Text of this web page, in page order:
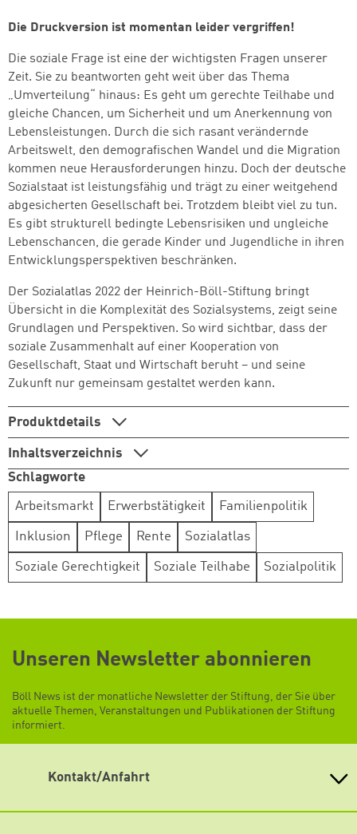
Die Druckversion ist momentan leider vergriffen!
Die soziale Frage ist eine der wichtigsten Fragen unserer
Zeit. Sie zu beantworten geht weit über das Thema
„Umverteilung“ hinaus: Es geht um gerechte Teilhabe und
gleiche Chancen, um Sicherheit und um Anerkennung von
Lebensleistungen. Durch die sich rasant verändernde
Arbeitswelt, den demografischen Wandel und die Migration
kommen neue Herausforderungen hinzu. Doch der deutsche
Sozialstaat ist leistungsfähig und trägt zu einer weitgehend
abgesicherten Gesellschaft bei. Trotzdem bleibt viel zu tun.
Es gibt strukturell bedingte Lebensrisiken und ungleiche
Lebenschancen, die gerade Kinder und Jugendliche in ihren
Entwicklungsperspektiven beschränken.
Der Sozialatlas 2022 der Heinrich-Böll-Stiftung bringt
Übersicht in die Komplexität des Sozialsystems, zeigt seine
Grundlagen und Perspektiven. So wird sichtbar, dass der
soziale Zusammenhalt auf einer Kooperation von
Gesellschaft, Staat und Wirtschaft beruht – und seine
Zukunft nur gemeinsam gestaltet werden kann.
Produktdetails
Inhaltsverzeichnis
Schlagworte
Arbeitsmarkt Erwerbstätigkeit Familienpolitik
Inklusion Pflege Rente Sozialatlas
Soziale Gerechtigkeit Soziale Teilhabe Sozialpolitik
Zum Warenkorb
weiter lesen Zum Warenkorb
Unseren Newsletter abonnieren
Böll News ist der monatliche Newsletter der Stiftung, der Sie über
aktuelle Themen, Veranstaltungen und Publikationen der Stiftung
informiert.
Kontakt/Anfahrt